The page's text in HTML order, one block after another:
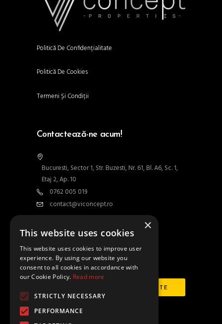
Politică De Confidențialitate
Politică De Cookies
Termeni Și Condiții
Contactează-ne acum!
Bucuresti, Sector 1, Str. Buzesti, Nr. 61, Bl. A6, Sc. 1,
Etaj 2, Ap. 10
0762 005 019
contact@viconcept.ro
Contact
Abonează-te la newsletter
Urmăriți-ne și pe:
×
This website uses cookies
This website uses cookies to improve user
experience. By using our website you
consent to all cookies in accordance with
our Cookie Policy. Read more
STRICTLY NECESSARY
PERFORMANCE